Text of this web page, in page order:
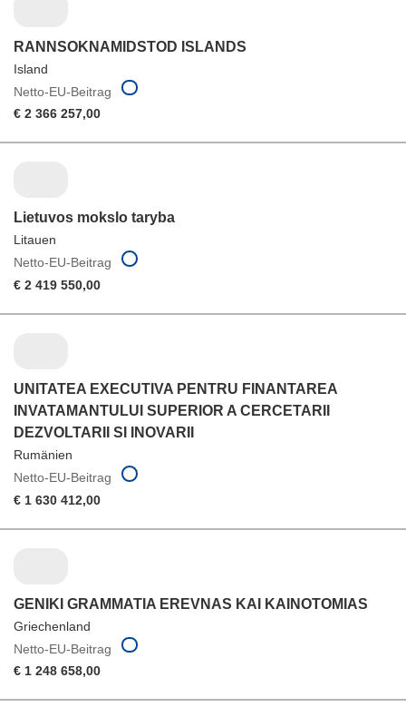
RANNSOKNAMIDSTOD ISLANDS
Island
Netto-EU-Beitrag
€ 2 366 257,00
Lietuvos mokslo taryba
Litauen
Netto-EU-Beitrag
€ 2 419 550,00
UNITATEA EXECUTIVA PENTRU FINANTAREA
INVATAMANTULUI SUPERIOR A CERCETARII
DEZVOLTARII SI INOVARII
Rumänien
Netto-EU-Beitrag
€ 1 630 412,00
GENIKI GRAMMATIA EREVNAS KAI KAINOTOMIAS
Griechenland
Netto-EU-Beitrag
€ 1 248 658,00